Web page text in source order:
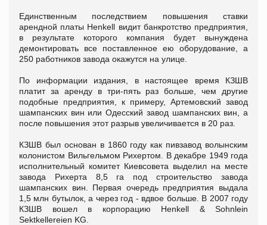
Единственным последствием повышения ставки
арендной платы Henkell видит банкротство предприятия,
в результате которого компания будет вынуждена
демонтировать все поставленное ею оборудование, а
250 работников завода окажутся на улице.
По информации издания, в настоящее время КЗШВ
платит за аренду в три-пять раз больше, чем другие
подобные предприятия, к примеру, Артемовский завод
шампанских вин или Одесский завод шампанских вин, а
после повышения этот разрыв увеличивается в 20 раз.
КЗШВ был основан в 1860 году как пивзавод волынским
колонистом Вильгельмом Рихертом. В декабре 1949 года
исполнительный комитет Киевсовета выделил на месте
завода Рихерта 8,5 га под строительство завода
шампанских вин. Первая очередь предприятия выдала
1,5 млн бутылок, а через год - вдвое больше. В 2007 году
КЗШВ вошел в корпорацию Henkell & Sohnlein
Sektkellereien KG.